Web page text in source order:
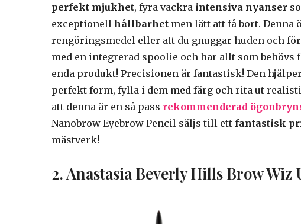
perfekt mjukhet, fyra vackra intensiva nyanser
exceptionell hållbarhet men lätt att få bort.
rengöringsmedel eller att du gnuggar huden och
med en integrerad spoolie och har allt som
enda produkt! Precisionen är fantastisk! Den
perfekt form, fylla i dem med färg och rita ut
att denna är en så pass rekommenderad
Nanobrow Eyebrow Pencil säljs till ett fantastisk
mästverk!
2. Anastasia Beverly Hills Brow